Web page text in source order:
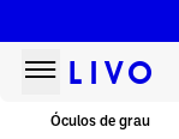
Óculos de grau